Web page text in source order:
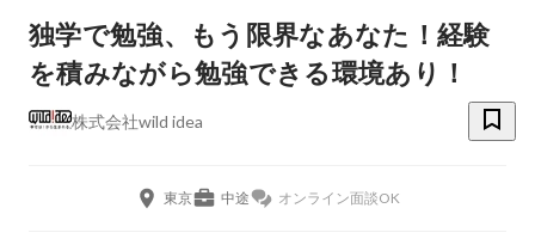
独学で勉強、もう限界なあなた！経験
を積みながら勉強できる環境あり！
株式会社wild idea
東京 中途 オンライン面談OK